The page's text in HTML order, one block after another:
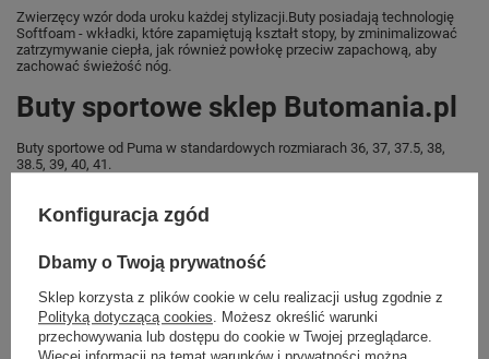
Zwierzęcy wzór doda uroku każdej stylizacji.Buty posiadają technologię
Softfoam - wkładki, które zapamiętują kształt stopy, by zminimalizować
zatrzymywanie ciepła, jak również powłokę przeciw zapachową, aby
zachować świeżość nóg.
Buty sportowe sklep Butomania.pl
Buty sportowe od Puma w standardowych rozmiarach 36, 37, 37.5, 38,
38.5, 39, 40, 41.
Sklep Butomania.pl to największy wybór obuwia sportowego dla całej
oryginalny i pochodzi z oficjalnej sieci dystrybucyjnej.
W ciągu 30 dni możesz dokonać zwrotu bądź wymiany towaru bez
podania przyczyny.,
Konfiguracja zgód
Dbamy o Twoją prywatność
Sklep korzysta z plików cookie w celu realizacji usług zgodnie z
Polityką dotyczącą cookies . Możesz określić warunki
przechowywania lub dostępu do cookie w Twojej przeglądarce.